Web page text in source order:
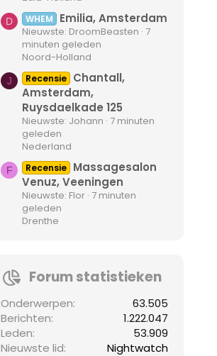
D WHEM Emilia, Amsterdam
Nieuwste: DroomBeasten 7
minuten geleden
Noord-Holland
J Recensie Chantall,
Amsterdam,
Ruysdaelkade 125
Nieuwste: Johann 7 minuten
geleden
Nederland
F Recensie Massagesalon
Venuz, Veeningen
Nieuwste: Flor 7 minuten
geleden
Drenthe
Forum statistieken
Onderwerpen
63.505
Berichten
1.222.047
Leden
53.909
Nieuwste lid
Nightwatch